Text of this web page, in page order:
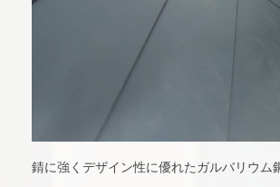
錆に強くデザイン性に優れたガルバリウム